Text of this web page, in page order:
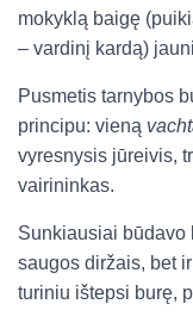
mokyklą baigę
– vardinį kardą)
Pusmetis tarnybos
principu: vieną
vyresnysis jūreivis,
vairininkas.
Sunkiausiai būdavo
saugos diržais, bet
turiniu ištepsi burę,